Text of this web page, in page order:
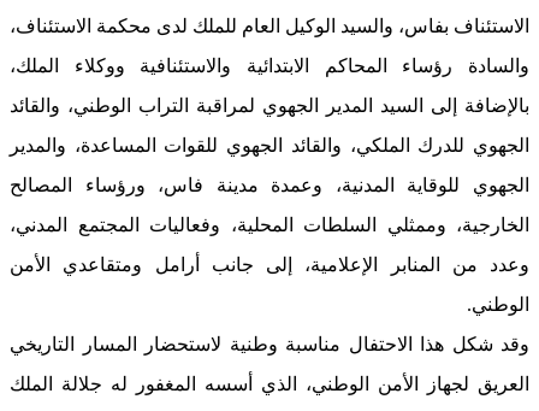
الاستئناف بفاس، والسيد الوكيل العام للملك لدى محكمة الاستئناف،
والسادة رؤساء المحاكم الابتدائية والاستئنافية ووكلاء الملك،
بالإضافة إلى السيد المدير الجهوي لمراقبة التراب الوطني، والقائد
الجهوي للدرك الملكي، والقائد الجهوي للقوات المساعدة، والمدير
الجهوي للوقاية المدنية، وعمدة مدينة فاس، ورؤساء المصالح
الخارجية، وممثلي السلطات المحلية، وفعاليات المجتمع المدني،
وعدد من المنابر الإعلامية، إلى جانب أرامل ومتقاعدي الأمن
الوطني.
وقد شكل هذا الاحتفال مناسبة وطنية لاستحضار المسار التاريخي
العريق لجهاز الأمن الوطني، الذي أسسه المغفور له جلالة الملك